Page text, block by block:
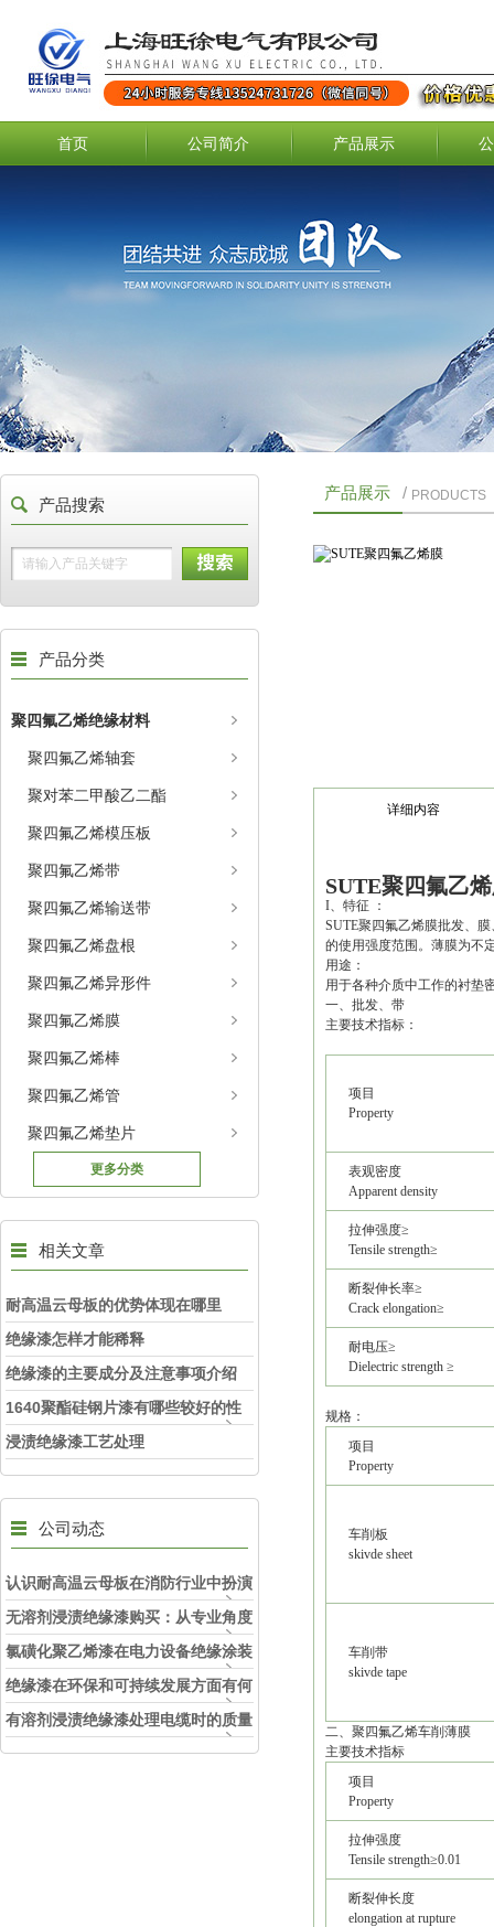
首页 公司简介 产品展示
产品搜索
产品分类
聚四氟乙烯绝缘材料
聚四氟乙烯轴套
聚对苯二甲酸乙二酯
聚四氟乙烯模压板
聚四氟乙烯带
聚四氟乙烯输送带
聚四氟乙烯盘根
聚四氟乙烯异形件
聚四氟乙烯膜
聚四氟乙烯棒
聚四氟乙烯管
聚四氟乙烯垫片
更多分类
相关文章
耐高温云母板的优势体现在哪里
绝缘漆怎样才能稀释
绝缘漆的主要成分及注意事项介绍
1640聚酯硅钢片漆有哪些较好的性
能
浸渍绝缘漆工艺处理
公司动态
认识耐高温云母板在消防行业中扮演
的角色
无溶剂浸渍绝缘漆购买：从专业角度
看如何选择
氯磺化聚乙烯漆在电力设备绝缘涂装
中的实际应用效果
绝缘漆在环保和可持续发展方面有何
考虑？
有溶剂浸渍绝缘漆处理电缆时的质量
和安全性考虑因素
产品展示 / PRODUCTS
详细内容
SUTE聚四氟乙
I、特征 ：
SUTE聚四氟乙烯膜批发、
的使用强度范围。薄膜为不
用途：
用于各种介质中工作的衬垫
一、批发、带
主要技术指标：
项目
Property
表观密度
Apparent density
拉伸强度≥
Tensile strength≥
断裂伸长率≥
Crack elongation≥
耐电压≥
Dielectric strength ≥
规格：
项目
Property
车削板
skivde sheet
车削带
skivde tape
二、聚四氟乙烯车削薄膜
主要技术指标
项目
Property
拉伸强度
Tensile strength≥0.01
断裂伸长度
elongation at rupture